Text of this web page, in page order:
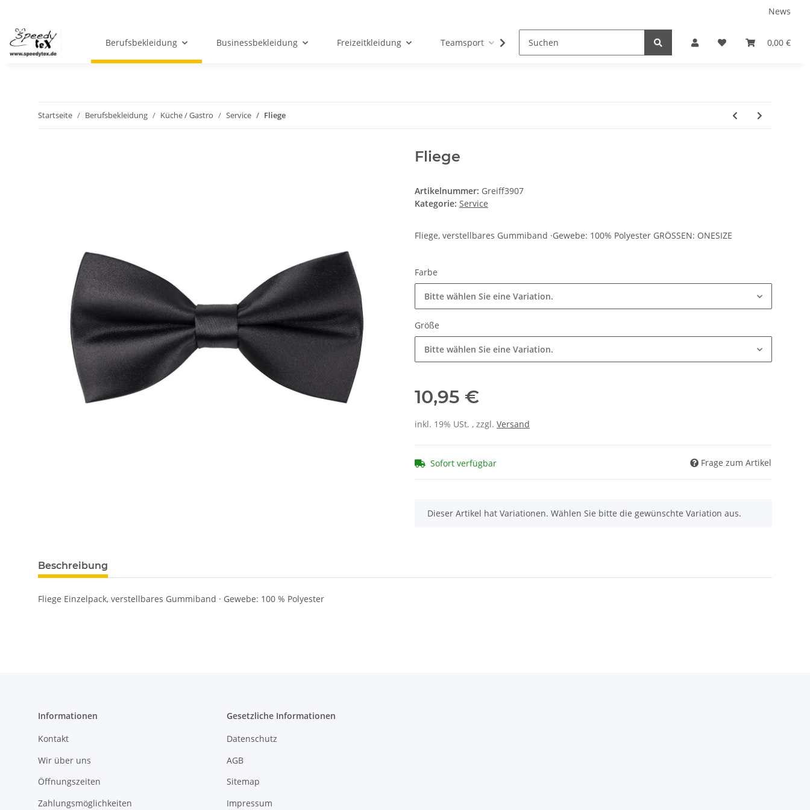
News
0,00 €
Berufsbekleidung Businessbekleidung Freizeitkleidung Teamsport Partnershops
Startseite Berufsbekleidung Küche / Gastro Service Fliege
Fliege
Artikelnummer: Greiff3907
Kategorie: Service
Fliege, verstellbares Gummiband ·Gewebe: 100% Polyester GRÖSSEN: ONESIZE
Farbe
Bitte wählen Sie eine Variation.
Größe
Bitte wählen Sie eine Variation.
10,95 €
inkl. 19% USt. , zzgl. Versand
Sofort verfügbar Frage zum Artikel
x
Dieser Artikel hat Variationen. Wählen Sie bitte die gewünschte Variation aus.
Beschreibung
Fliege Einzelpack, verstellbares Gummiband · Gewebe: 100 % Polyester
Informationen
Kontakt
Wir über uns
Öffnungszeiten
Zahlungsmöglichkeiten
Gesetzliche Informationen
Datenschutz
AGB
Sitemap
Impressum